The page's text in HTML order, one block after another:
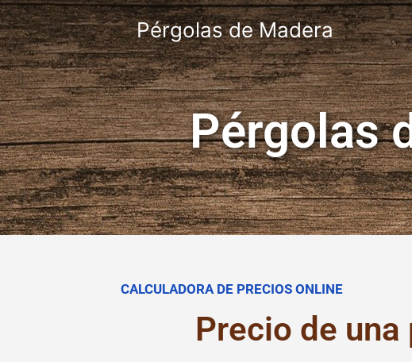
Pérgolas de Madera
Pérgolas
CALCULADORA DE PRECIOS ONLINE
Precio de